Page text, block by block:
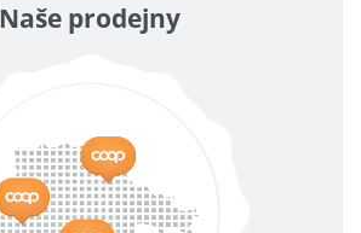
Naše prodejny